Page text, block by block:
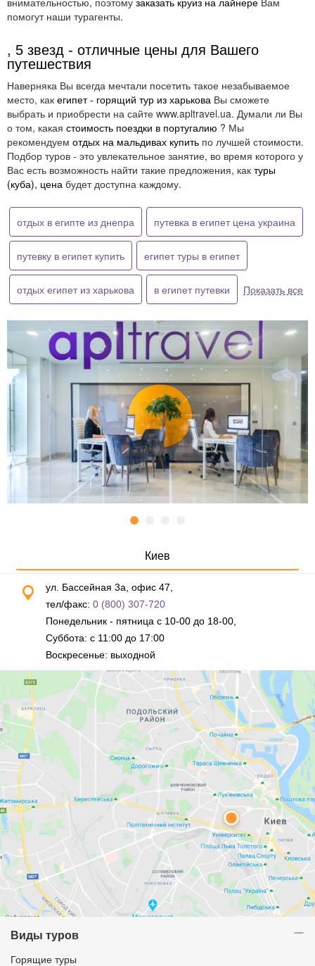
помогут наши турагенты.
, 5 звезд - отличные цены для Вашего
путешествия
Наверняка Вы всегда мечтали посетить такое незабываемое
место, как египет - горящий тур из харькова Вы сможете
выбрать и приобрести на сайте www.apltravel.ua. Думали ли Вы
о том, какая стоимость поездки в португалию ? Мы
рекомендуем отдых на мальдивах купить по лучшей стоимости.
Подбор туров - это увлекательное занятие, во время которого у
Вас есть возможность найти такие предложения, как туры
(куба), цена будет доступна каждому.
отдых в египте из днепра путевка в египет цена украина
путевку в египет купить египет туры в египет
отдых египет из харькова в египет путевки Показать все
Киев
ул. Бассейная 3а, офис 47,
тел/факс: 0 (800) 307-720
Понедельник - пятница с 10-00 до 18-00,
Суббота: с 11:00 до 17:00
Воскресенье: выходной
Виды туров
Горящие туры